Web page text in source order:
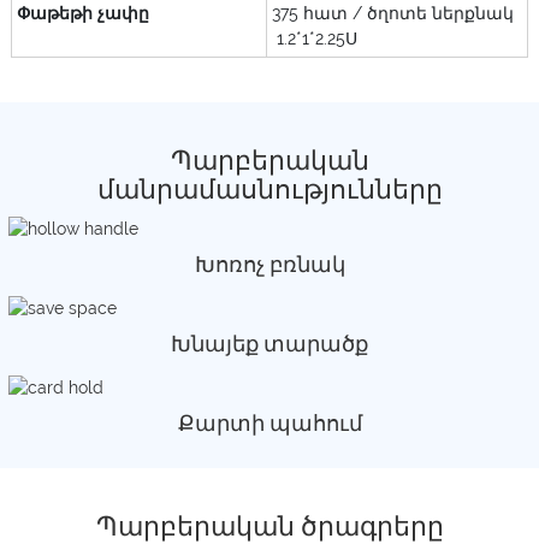
Փաթեթի չափը
375 հատ / ծղոտե ներքնակ
1.2*1*2.25Ս
Պարբերական
մանրամասնությունները
Խոռոչ բռնակ
Խնայեք տարածք
Քարտի պահում
Պարբերական ծրագրերը